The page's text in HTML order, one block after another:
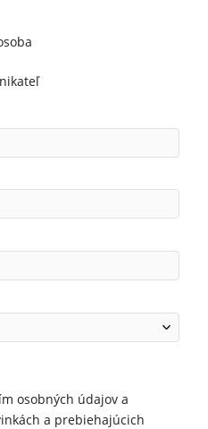
osobných údajov a
a prebiehajúcich